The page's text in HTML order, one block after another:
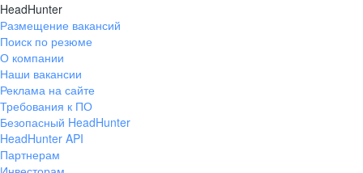
HeadHunter
Размещение вакансий
Поиск по резюме
О компании
Наши вакансии
Реклама на сайте
Требования к ПО
Безопасный HeadHunter
HeadHunter API
Партнерам